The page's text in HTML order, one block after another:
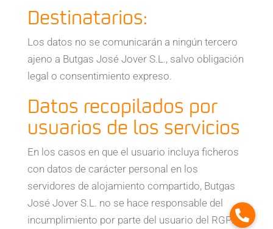
Destinatarios:
Los datos no se comunicarán a ningún tercero
ajeno a Butgas José Jover S.L., salvo obligación
legal o consentimiento expreso.
Datos recopilados por
usuarios de los servicios
En los casos en que el usuario incluya ficheros
con datos de carácter personal en los
servidores de alojamiento compartido, Butgas
José Jover S.L. no se hace responsable del
incumplimiento por parte del usuario del RGPD.